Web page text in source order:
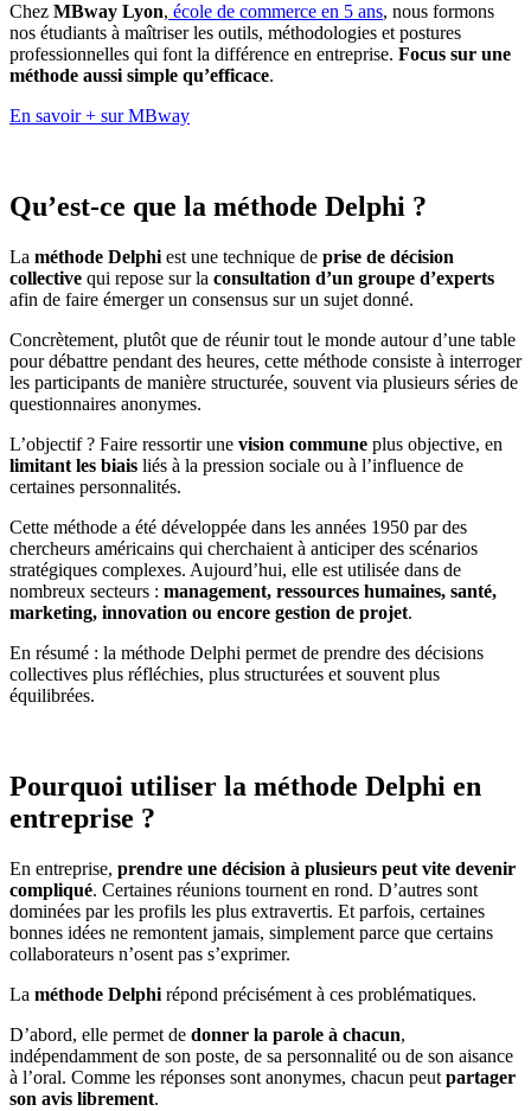
Chez MBway Lyon, école de commerce en 5 ans, nous formons
nos étudiants à maîtriser les outils, méthodologies et postures
professionnelles qui font la différence en entreprise. Focus sur une
méthode aussi simple qu’efficace.
En savoir + sur MBway
Qu’est-ce que la méthode Delphi ?
La méthode Delphi est une technique de prise de décision
collective qui repose sur la consultation d’un groupe d’experts
afin de faire émerger un consensus sur un sujet donné.
Concrètement, plutôt que de réunir tout le monde autour d’une table
pour débattre pendant des heures, cette méthode consiste à interroger
les participants de manière structurée, souvent via plusieurs séries de
questionnaires anonymes.
L’objectif ? Faire ressortir une vision commune plus objective, en
limitant les biais liés à la pression sociale ou à l’influence de
certaines personnalités.
Cette méthode a été développée dans les années 1950 par des
chercheurs américains qui cherchaient à anticiper des scénarios
stratégiques complexes. Aujourd’hui, elle est utilisée dans de
nombreux secteurs : management, ressources humaines, santé,
marketing, innovation ou encore gestion de projet.
En résumé : la méthode Delphi permet de prendre des décisions
collectives plus réfléchies, plus structurées et souvent plus
équilibrées.
Pourquoi utiliser la méthode Delphi en
entreprise ?
En entreprise, prendre une décision à plusieurs peut vite devenir
compliqué. Certaines réunions tournent en rond. D’autres sont
dominées par les profils les plus extravertis. Et parfois, certaines
bonnes idées ne remontent jamais, simplement parce que certains
collaborateurs n’osent pas s’exprimer.
La méthode Delphi répond précisément à ces problématiques.
D’abord, elle permet de donner la parole à chacun,
indépendamment de son poste, de sa personnalité ou de son aisance
à l’oral. Comme les réponses sont anonymes, chacun peut partager
son avis librement.